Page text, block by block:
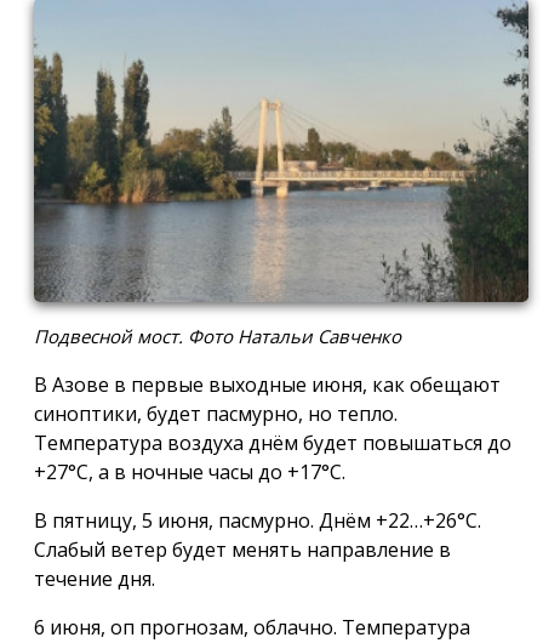
Подвесной мост. Фото Натальи Савченко
В Азове в первые выходные июня, как обещают
синоптики, будет пасмурно, но тепло.
Температура воздуха днём будет повышаться до
+27°С, а в ночные часы до +17°С.
В пятницу, 5 июня, пасмурно. Днём +22…+26°С.
Слабый ветер будет менять направление в
течение дня.
6 июня, оп прогнозам, облачно. Температура